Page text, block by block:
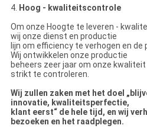
4. Hoog - kwaliteitscontrole
Om onze Hoogte te leveren -
wij onze dienst en productie
lijn om efficiency te verhogen en
Wij ontwikkelen onze productie
beheers zeer jaar om onze
strikt te controleren.
Wij zullen zaken met het doel
innovatie, kwaliteitsperfectie,
klant eerst“ de hele tijd, en wij
bezoeken en het raadplegen.